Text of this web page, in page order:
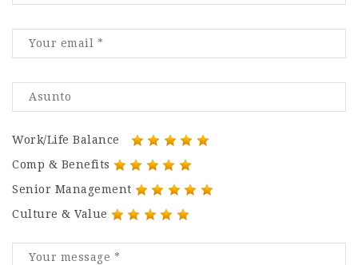
Work/Life Balance
Comp & Benefits
Senior Management
Culture & Value